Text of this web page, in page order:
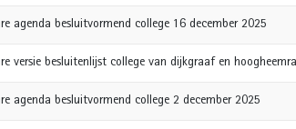
agenda besluitvormend college 16 december 2025
versie besluitenlijst college van dijkgraaf en
agenda besluitvormend college 2 december 2025